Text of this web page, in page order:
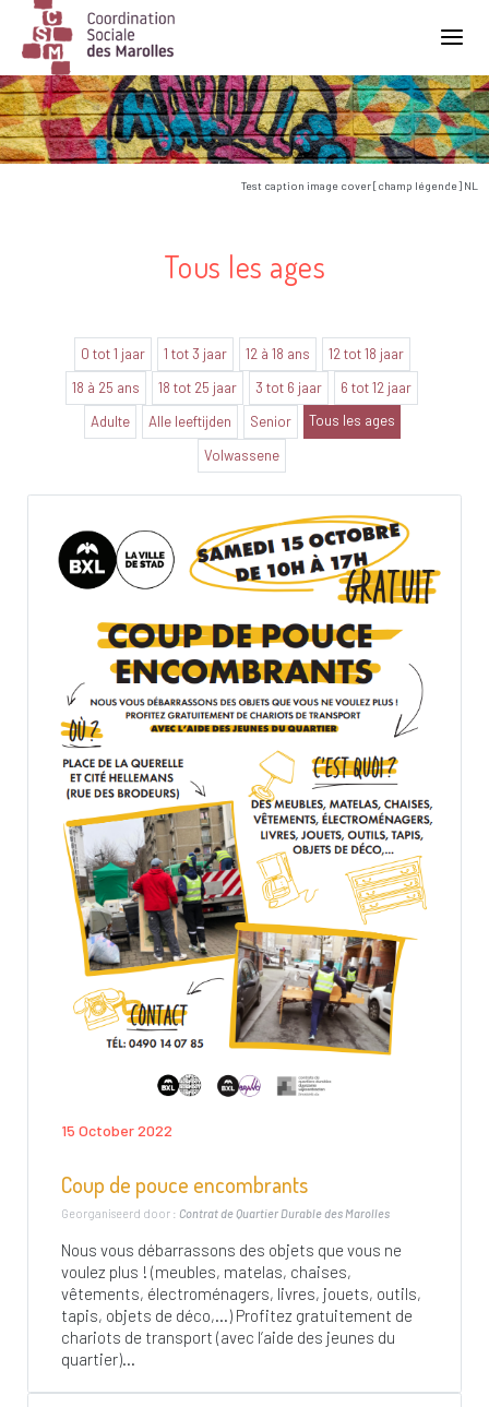
Main Navigation
Test caption image cover [champ légende] NL
Tous les ages
0 tot 1 jaar 1 tot 3 jaar 12 à 18 ans
12 tot 18 jaar
18 à 25 ans
18 tot 25 jaar 3 tot 6 jaar
6 tot 12 jaar
Adulte
Alle leeftijden Senior
Tous les ages
Volwassene
15 October 2022
Coup de pouce encombrants
Georganiseerd door : Contrat de Quartier Durable des Marolles
Nous vous débarrassons des objets que vous ne
voulez plus ! (meubles, matelas, chaises,
vêtements, électroménagers, livres, jouets, outils,
tapis, objets de déco,…) Profitez gratuitement de
chariots de transport (avec l’aide des jeunes du
quartier)...